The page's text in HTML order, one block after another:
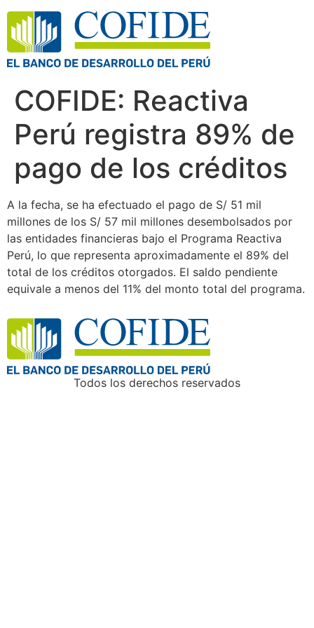
COFIDE: Reactiva
Perú registra 89% de
pago de los créditos
A la fecha, se ha efectuado el pago de S/ 51 mil
millones de los S/ 57 mil millones desembolsados por
las entidades financieras bajo el Programa Reactiva
Perú, lo que representa aproximadamente el 89% del
total de los créditos otorgados. El saldo pendiente
equivale a menos del 11% del monto total del programa.
Todos los derechos reservados